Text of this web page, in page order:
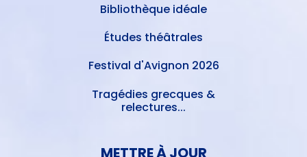
Bibliothèque idéale
Études théâtrales
Festival d'Avignon 2026
Tragédies grecques &
relectures...
METTRE À JOUR